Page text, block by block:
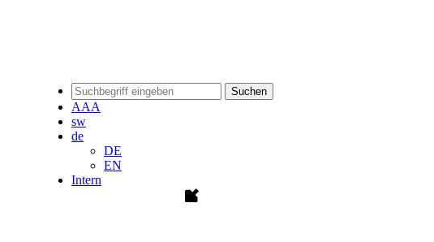
Suchen
AAA
sw
de
DE
EN
Intern